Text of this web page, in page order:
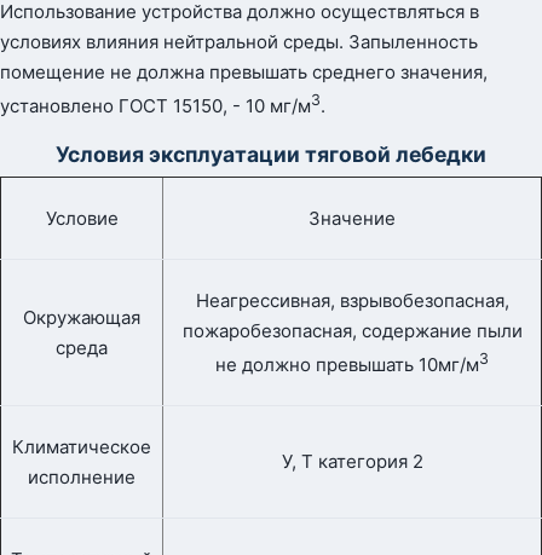
Использование устройства должно осуществляться в
условиях влияния нейтральной среды. Запыленность
помещение не должна превышать среднего значения,
установлено ГОСТ 15150, - 10 мг/м3.
Условия эксплуатации тяговой лебедки
Условие Значение
Окружающая
среда
Неагрессивная, взрывобезопасная,
пожаробезопасная, содержание пыли
не должно превышать 10мг/м3
Климатическое
исполнение
У, Т категория 2